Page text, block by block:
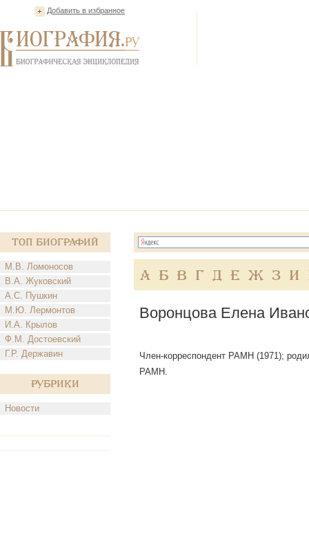
Добавить в избранное
Топ Биографий
М.В. Ломоносов
В.А. Жуковский
А.С. Пушкин
М.Ю. Лермонтов
И.А. Крылов
Ф.М. Достоевский
Г.Р. Державин
Рубрики
Новости
А Б В Г Д Е Ж З И
Воронцова Елена
Член-корреспондент РАМН (1971);
РАМН.